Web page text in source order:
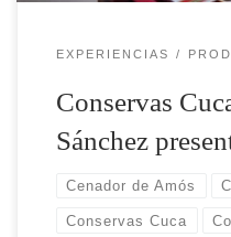
EXPERIENCIAS
Conservas
Sánchez
Cenador de Amós
Conservas Cuca